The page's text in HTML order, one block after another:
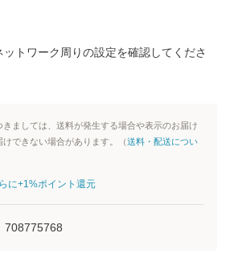
トワーク周りの設定を確認してくださ
ましては、送料が発生する場合や表示のお届け
できない場合があります。（送料・配送につい
に+1%ポイント還元
708775768